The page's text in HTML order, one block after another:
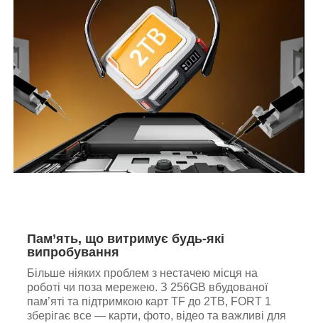
Пам’ять, що витримує будь-які
випробування
Більше ніяких проблем з нестачею місця на
роботі чи поза мережею. З 256GB вбудованої
пам’яті та підтримкою карт TF до 2TB, FORT 1
зберігає все — карти, фото, відео та важливі для